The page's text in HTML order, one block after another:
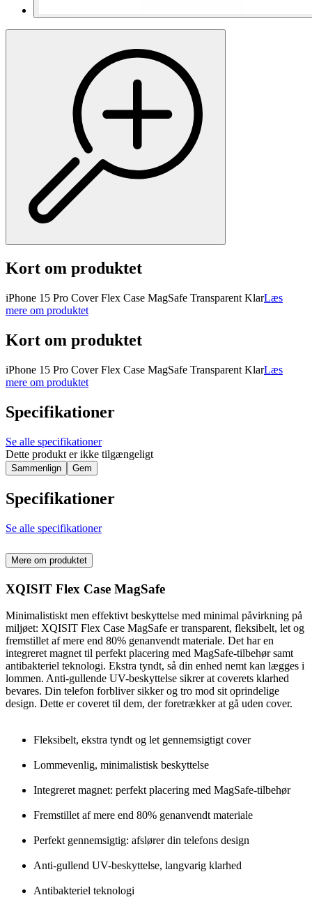
Kort om produktet
iPhone 15 Pro Cover Flex Case MagSafe Transparent KlarLæs
mere om produktet
Kort om produktet
iPhone 15 Pro Cover Flex Case MagSafe Transparent KlarLæs
mere om produktet
Specifikationer
Se alle specifikationer
Dette produkt er ikke tilgængeligt
Sammenlign Gem
Specifikationer
Se alle specifikationer
Mere om produktet
XQISIT Flex Case MagSafe
Minimalistiskt men effektivt beskyttelse med minimal påvirkning på
miljøet: XQISIT Flex Case MagSafe er transparent, fleksibelt, let og
fremstillet af mere end 80% genanvendt materiale. Det har en
integreret magnet til perfekt placering med MagSafe-tilbehør samt
antibakteriel teknologi. Ekstra tyndt, så din enhed nemt kan lægges i
lommen. Anti-gullende UV-beskyttelse sikrer at coverets klarhed
bevares. Din telefon forbliver sikker og tro mod sit oprindelige
design. Dette er coveret til dem, der foretrækker at gå uden cover.
Fleksibelt, ekstra tyndt og let gennemsigtigt cover
Lommevenlig, minimalistisk beskyttelse
Integreret magnet: perfekt placering med MagSafe-tilbehør
Fremstillet af mere end 80% genanvendt materiale
Perfekt gennemsigtig: afslører din telefons design
Anti-gullend UV-beskyttelse, langvarig klarhed
Antibakteriel teknologi